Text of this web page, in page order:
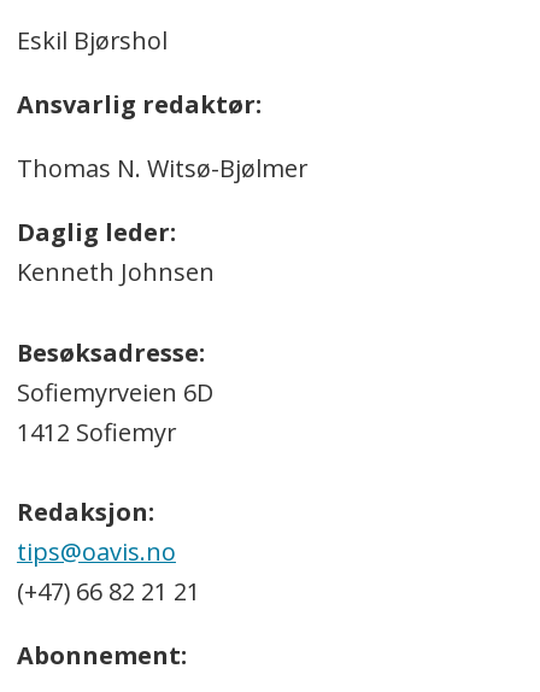
Eskil Bjørshol
Ansvarlig redaktør:
Thomas N. Witsø-Bjølmer
Daglig leder:
Kenneth Johnsen
Besøksadresse:
Sofiemyrveien 6D
1412 Sofiemyr
Redaksjon:
tips@oavis.no
(+47) 66 82 21 21
Abonnement: